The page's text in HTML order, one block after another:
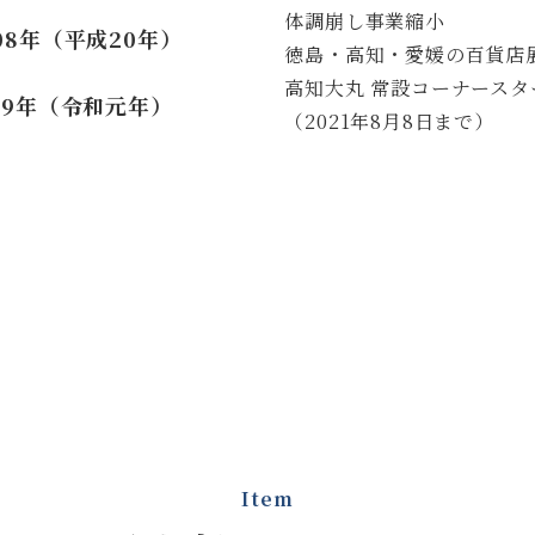
年（平成20年）
体調崩し事業縮小
徳島・高知・愛媛の百貨店
年（令和元年）
高知大丸 常設コーナースタ
（2021年8月8日まで）
Item